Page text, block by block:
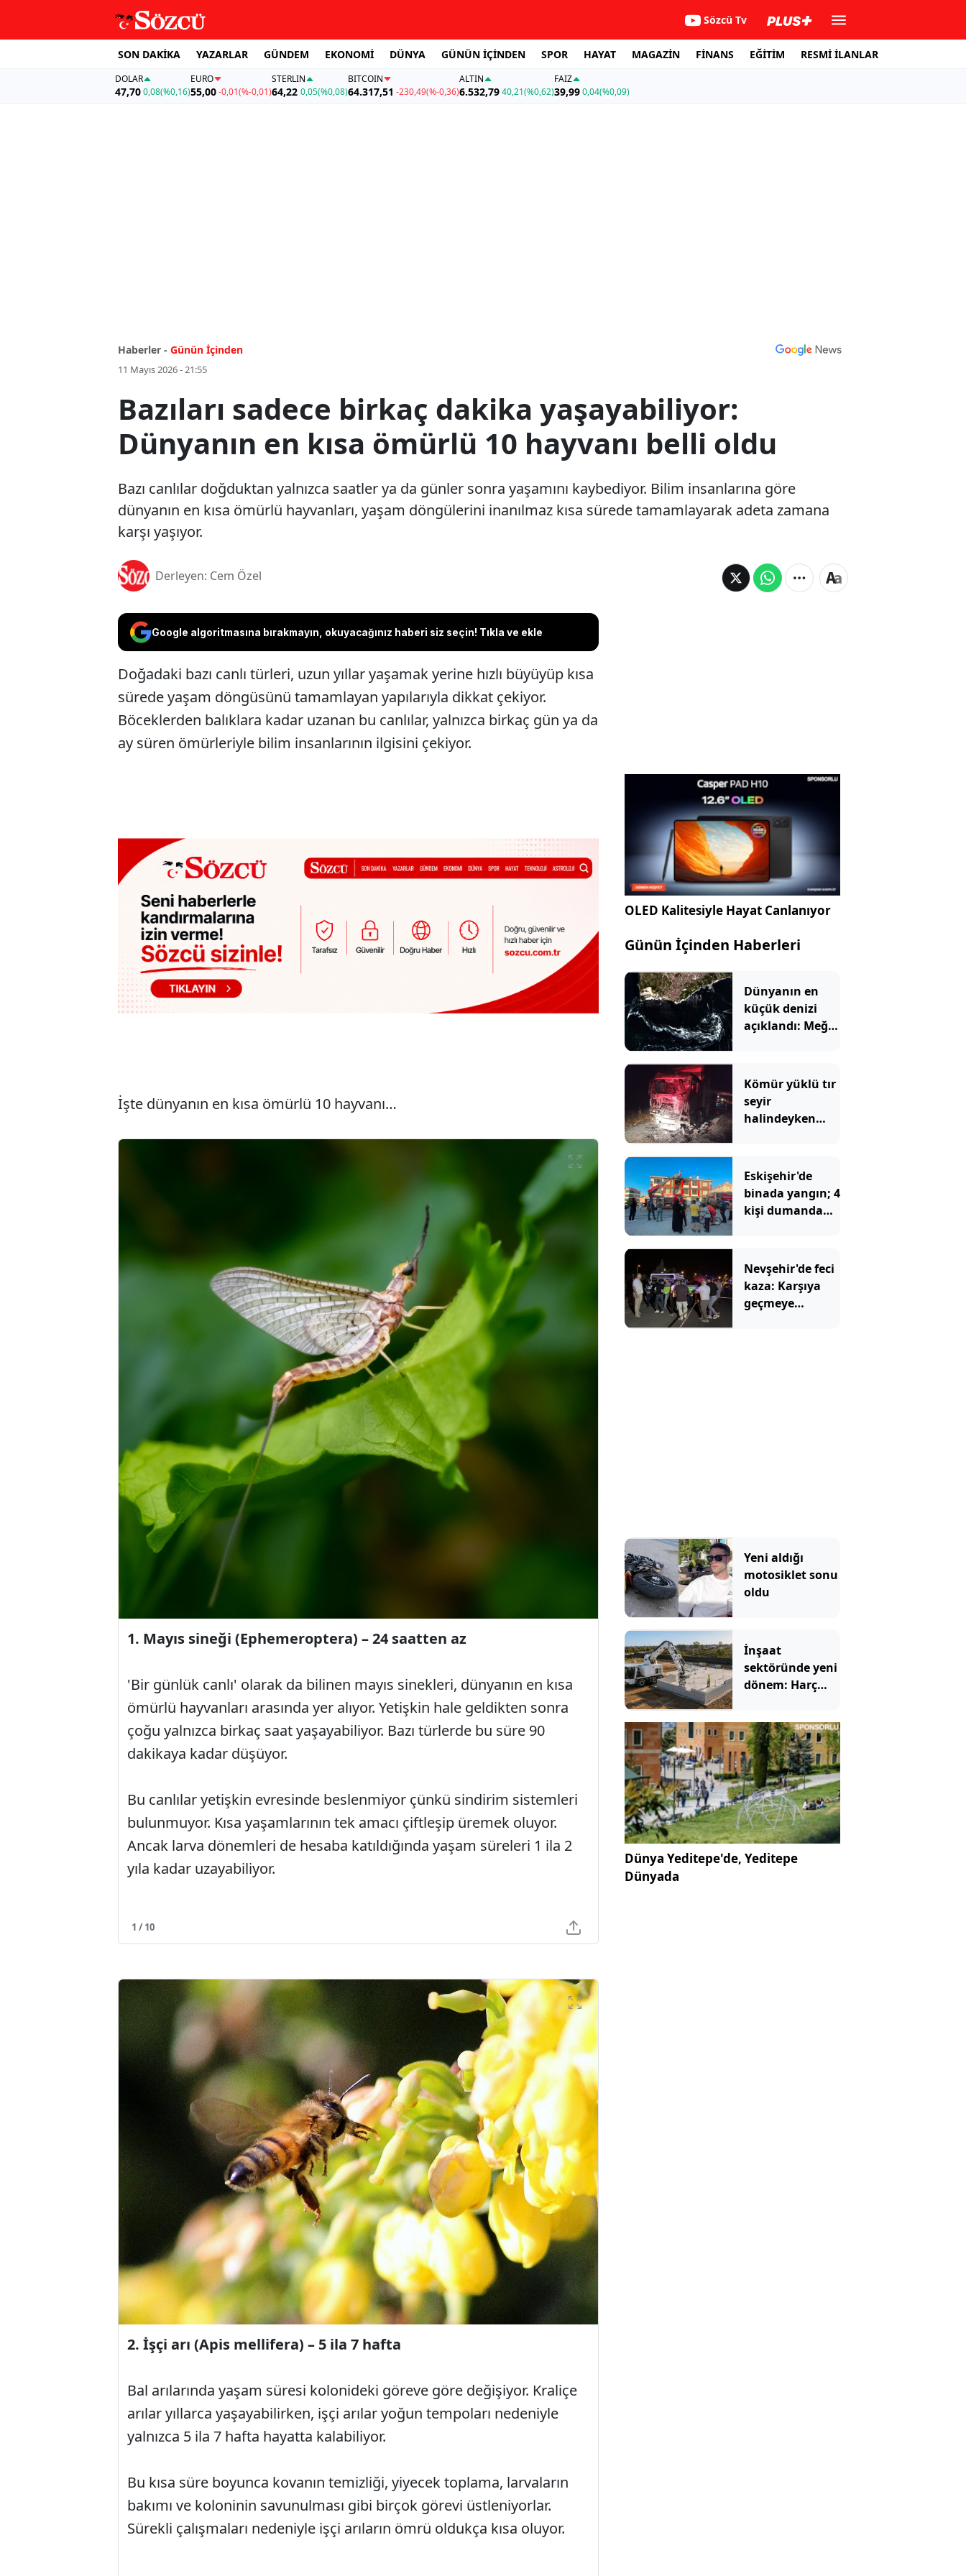
Sözcü Tv
SON DAKİKA YAZARLAR GÜNDEM EKONOMİ DÜNYA GÜNÜN İÇİNDEN SPOR HAYAT MAGAZİN FİNANS EĞİTİM RESMİ İLANLAR
DOLAR
47,700,08(%0,16)
EURO
55,00 -0,01(%-0,01)
STERLIN
64,22 0,05(%0,08)
BITCOIN
64.317,51 -230,49(%-0,36)
ALTIN
6.532,7940,21(%0,62)
FAİZ
39,990,04(%0,09)
Haberler - Günün İçinden
11 Mayıs 2026 - 21:55
Bazıları sadece birkaç dakika yaşayabiliyor:
Dünyanın en kısa ömürlü 10 hayvanı belli oldu
Bazı canlılar doğduktan yalnızca saatler ya da günler sonra yaşamını kaybediyor. Bilim insanlarına göre
dünyanın en kısa ömürlü hayvanları, yaşam döngülerini inanılmaz kısa sürede tamamlayarak adeta zamana
karşı yaşıyor.
Derleyen: Cem Özel
Google algoritmasına bırakmayın, okuyacağınız haberi siz seçin! Tıkla ve ekle
Doğadaki bazı canlı türleri, uzun yıllar yaşamak yerine hızlı büyüyüp kısa
sürede yaşam döngüsünü tamamlayan yapılarıyla dikkat çekiyor.
Böceklerden balıklara kadar uzanan bu canlılar, yalnızca birkaç gün ya da
ay süren ömürleriyle bilim insanlarının ilgisini çekiyor.
İşte dünyanın en kısa ömürlü 10 hayvanı…
1. Mayıs sineği (Ephemeroptera) – 24 saatten az
'Bir günlük canlı' olarak da bilinen mayıs sinekleri, dünyanın en kısa
ömürlü hayvanları arasında yer alıyor. Yetişkin hale geldikten sonra
çoğu yalnızca birkaç saat yaşayabiliyor. Bazı türlerde bu süre 90
dakikaya kadar düşüyor.
Bu canlılar yetişkin evresinde beslenmiyor çünkü sindirim sistemleri
bulunmuyor. Kısa yaşamlarının tek amacı çiftleşip üremek oluyor.
Ancak larva dönemleri de hesaba katıldığında yaşam süreleri 1 ila 2
yıla kadar uzayabiliyor.
1 / 10
2. İşçi arı (Apis mellifera) – 5 ila 7 hafta
Bal arılarında yaşam süresi kolonideki göreve göre değişiyor. Kraliçe
arılar yıllarca yaşayabilirken, işçi arılar yoğun tempoları nedeniyle
yalnızca 5 ila 7 hafta hayatta kalabiliyor.
Bu kısa süre boyunca kovanın temizliği, yiyecek toplama, larvaların
bakımı ve koloninin savunulması gibi birçok görevi üstleniyorlar.
Sürekli çalışmaları nedeniyle işçi arıların ömrü oldukça kısa oluyor.
OLED Kalitesiyle Hayat Canlanıyor
Günün İçinden Haberleri
Dünyanın en
küçük denizi
açıklandı: Meğer
Kömür yüklü tır
seyir
halindeyken
Eskişehir'de
binada yangın; 4
kişi dumandan
Nevşehir'de feci
kaza: Karşıya
geçmeye
Yeni aldığı
motosiklet sonu
oldu
İnşaat
sektöründe yeni
dönem: Harç
blokları tek tek
diziyor
Dünya Yeditepe'de, Yeditepe
Dünyada